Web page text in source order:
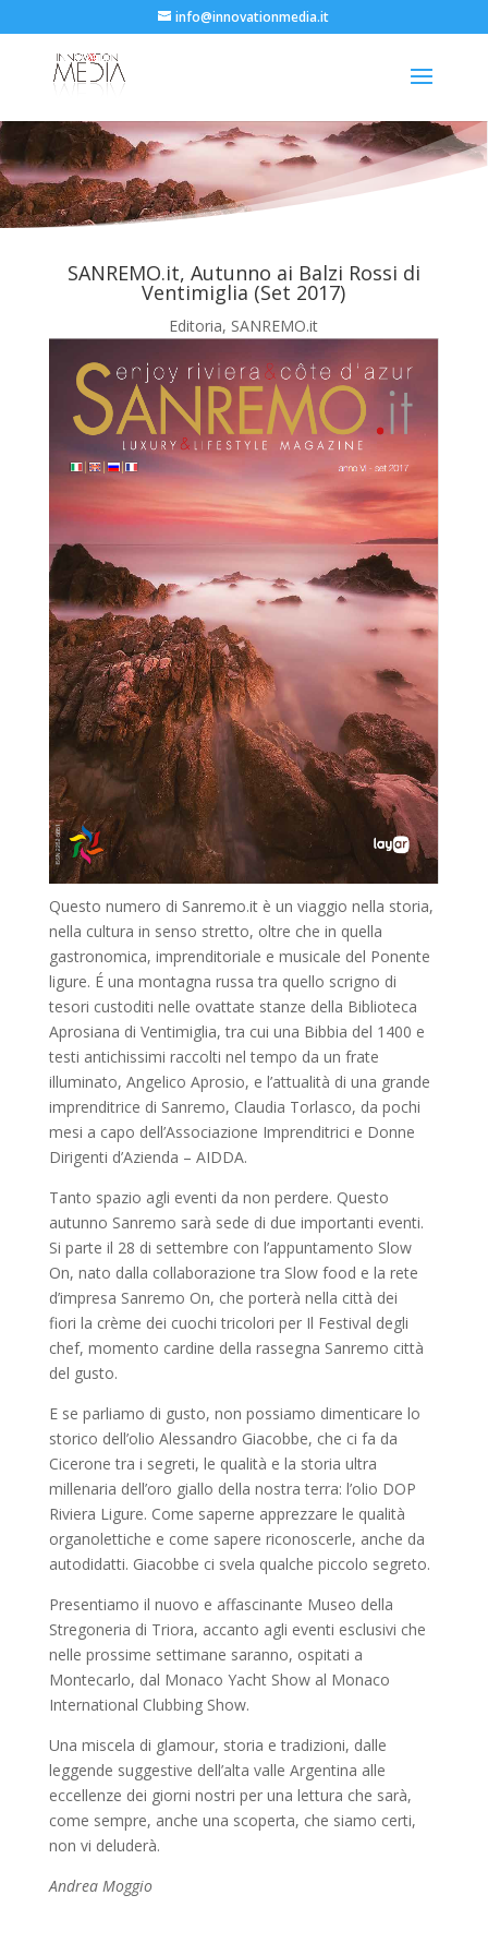
info@innovationmedia.it
SANREMO.it, Autunno ai Balzi Rossi di
Ventimiglia (Set 2017)
Editoria, SANREMO.it
Questo numero di Sanremo.it è un viaggio nella storia,
nella cultura in senso stretto, oltre che in quella
gastronomica, imprenditoriale e musicale del Ponente
ligure. É una montagna russa tra quello scrigno di
tesori custoditi nelle ovattate stanze della Biblioteca
Aprosiana di Ventimiglia, tra cui una Bibbia del 1400 e
testi antichissimi raccolti nel tempo da un frate
illuminato, Angelico Aprosio, e l’attualità di una grande
imprenditrice di Sanremo, Claudia Torlasco, da pochi
mesi a capo dell’Associazione Imprenditrici e Donne
Dirigenti d’Azienda – AIDDA.
Tanto spazio agli eventi da non perdere. Questo
autunno Sanremo sarà sede di due importanti eventi.
Si parte il 28 di settembre con l’appuntamento Slow
On, nato dalla collaborazione tra Slow food e la rete
d’impresa Sanremo On, che porterà nella città dei
fiori la crème dei cuochi tricolori per Il Festival degli
chef, momento cardine della rassegna Sanremo città
del gusto.
E se parliamo di gusto, non possiamo dimenticare lo
storico dell’olio Alessandro Giacobbe, che ci fa da
Cicerone tra i segreti, le qualità e la storia ultra
millenaria dell’oro giallo della nostra terra: l’olio DOP
Riviera Ligure. Come saperne apprezzare le qualità
organolettiche e come sapere riconoscerle, anche da
autodidatti. Giacobbe ci svela qualche piccolo segreto.
Presentiamo il nuovo e affascinante Museo della
Stregoneria di Triora, accanto agli eventi esclusivi che
nelle prossime settimane saranno, ospitati a
Montecarlo, dal Monaco Yacht Show al Monaco
International Clubbing Show.
Una miscela di glamour, storia e tradizioni, dalle
leggende suggestive dell’alta valle Argentina alle
eccellenze dei giorni nostri per una lettura che sarà,
come sempre, anche una scoperta, che siamo certi,
non vi deluderà.
Andrea Moggio